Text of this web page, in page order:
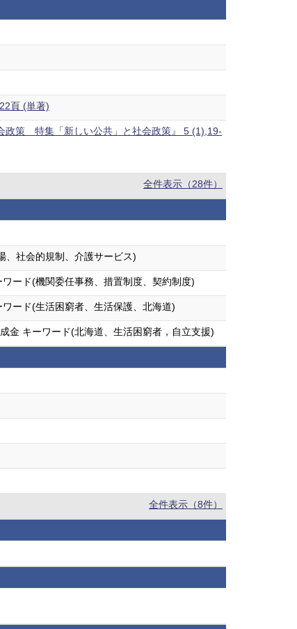
頁 (単著)
政策 特集「新しい公共」と社会政策』 5 (1),19-
全件表示（28件）
、社会的規制、介護サービス)
ード(機関委任事務、措置制度、契約制度)
ード(生活困窮者、生活保護、北海道)
金 キーワード(北海道、生活困窮者，自立支援)
全件表示（8件）